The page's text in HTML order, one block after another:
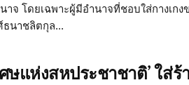
โดยเฉพาะผู้มีอำนาจที่ชอบใส่กางเกง
ธนาชลิตกุล...
แห่งสหประชาชาติ’ ใส่ร้